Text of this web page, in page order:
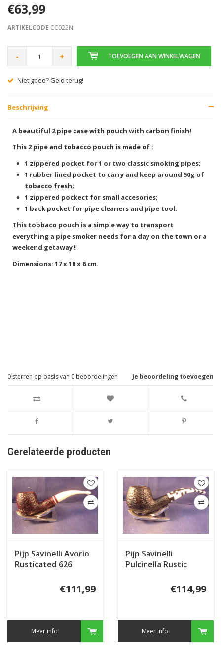
€63,99
ARTIKELCODE CC022N
- + TOEVOEGEN AAN WINKELWAGEN
Niet goed? Geld terug!
Beschrijving
A beautiful 2 pipe case with pouch with carbon finish!
This 2 pipe and tobacco pouch is made of :
1 zippered pocket for 1 or two classic smoking pipes;
1 rubber lined pocket to carry and keep around 50g of
tobacco fresh;
1 zippered pockect for small accesories;
1 back pocket for pipe cleaners and pipe tool.
This tobbaco pouch is a simple way to transport
everything a pipe smoker needs for a day on the town or a
weekend getaway !
Dimensions: 17 x 10 x 6 cm.
Je beoordeling toevoegen
0 sterren op basis van 0 beoordelingen
Gerelateerde producten
Pijp Savinelli Avorio
Rusticated 626
€111,99
Meer info
Pijp Savinelli
Pulcinella Rustic
€114,99
Meer info